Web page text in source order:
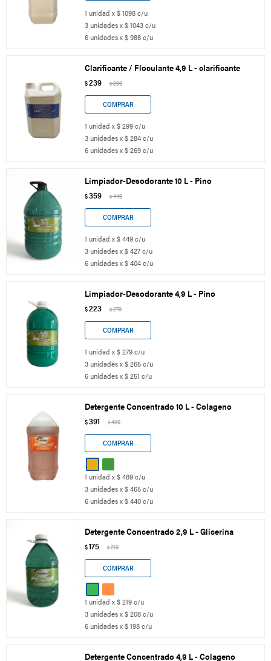
1 unidad x $ 1098 c/u
3 unidades x $ 1043 c/u
6 unidades x $ 988 c/u
Clarificante / Floculante 4,9 L - clarificante
$239 $299
1 unidad x $ 299 c/u
3 unidades x $ 284 c/u
6 unidades x $ 269 c/u
Limpiador-Desodorante 10 L - Pino
$359 $449
1 unidad x $ 449 c/u
3 unidades x $ 427 c/u
6 unidades x $ 404 c/u
Limpiador-Desodorante 4,9 L - Pino
$223 $279
1 unidad x $ 279 c/u
3 unidades x $ 265 c/u
6 unidades x $ 251 c/u
Detergente Concentrado 10 L - Colageno
$391 $489
1 unidad x $ 489 c/u
3 unidades x $ 465 c/u
6 unidades x $ 440 c/u
Detergente Concentrado 2,9 L - Glicerina
$175 $219
1 unidad x $ 219 c/u
3 unidades x $ 208 c/u
6 unidades x $ 198 c/u
Detergente Concentrado 4,9 L - Colageno